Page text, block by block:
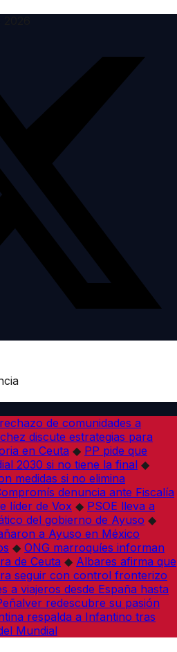
de comunidades a
discute estrategias para
en Ceuta ◆ PP pide que
2030 si no tiene la final ◆
medidas si no elimina
denuncia ante Fiscalía
líder de Vox ◆ PSOE lleva a
del gobierno de Ayuso ◆
a Ayuso en México
◆ ONG marroquíes informan
de Ceuta ◆ Albares afirma que
seguir con control fronterizo
a viajeros desde España hasta
redescubre su pasión
respalda a Infantino tras
Mundial